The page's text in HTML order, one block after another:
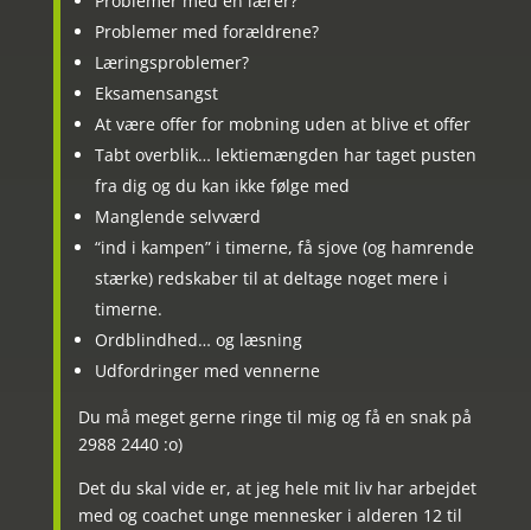
Problemer med forældrene?
Læringsproblemer?
Eksamensangst
At være offer for mobning uden at blive et offer
Tabt overblik… lektiemængden har taget pusten
fra dig og du kan ikke følge med
Manglende selvværd
“ind i kampen” i timerne, få sjove (og hamrende
stærke) redskaber til at deltage noget mere i
timerne.
Ordblindhed… og læsning
Udfordringer med vennerne
Du må meget gerne ringe til mig og få en snak på
2988 2440 :o)
Det du skal vide er, at jeg hele mit liv har arbejdet
med og coachet unge mennesker i alderen 12 til